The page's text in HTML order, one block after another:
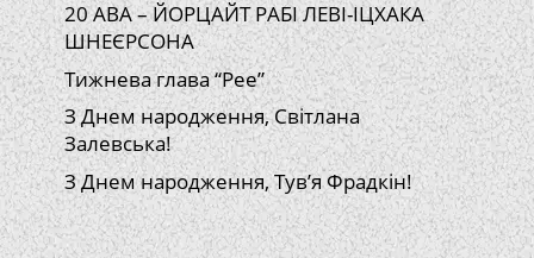
20 АВА – ЙОРЦАЙТ РАБІ ЛЕВІ-ІЦХАКА
ШНЕЄРСОНА
Тижнева глава “Рее”
З Днем народження, Світлана
Залевська!
З Днем народження, Тув’я Фрадкін!